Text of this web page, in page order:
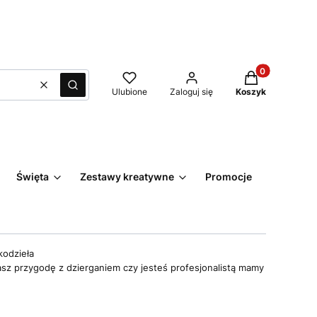
WyczyśćSzukaj Ulubione Zaloguj się
Produkty w
Koszyk
Święta Zestawy kreatywne Promocje
przygodę z dzierganiem czy jesteś profesjonalistą mamy